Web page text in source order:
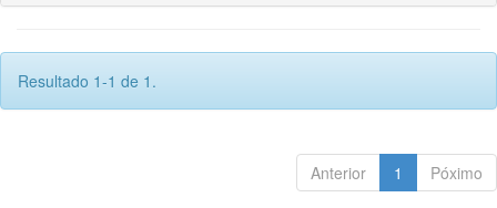
Resultado 1-1 de 1.
Anterior 1 Póximo